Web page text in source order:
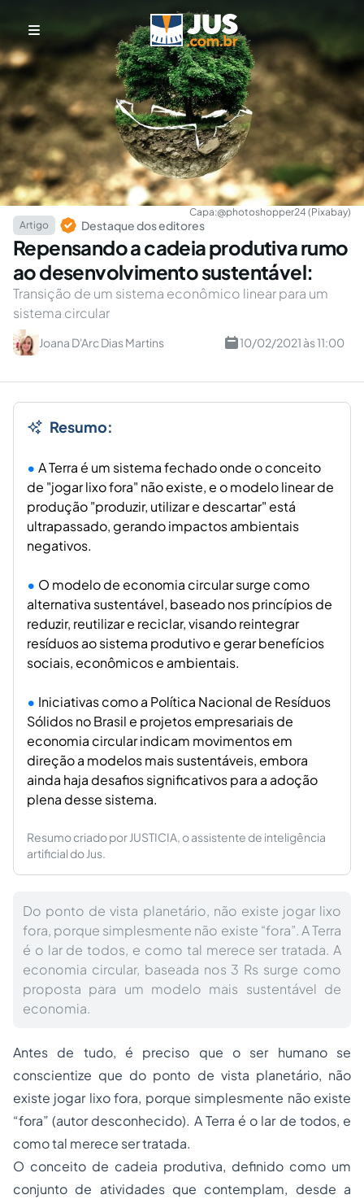
Capa:@photoshopper24 (Pixabay)
Artigo
Destaque dos editores
Repensando a cadeia produtiva rumo
ao desenvolvimento sustentável:
Transição de um sistema econômico linear para um
sistema circular
Joana D'Arc Dias Martins 10/02/2021 às 11:00
Resumo:
A Terra é um sistema fechado onde o conceito
de "jogar lixo fora" não existe, e o modelo linear de
produção "produzir, utilizar e descartar" está
ultrapassado, gerando impactos ambientais
negativos.
O modelo de economia circular surge como
alternativa sustentável, baseado nos princípios de
reduzir, reutilizar e reciclar, visando reintegrar
resíduos ao sistema produtivo e gerar benefícios
sociais, econômicos e ambientais.
Iniciativas como a Política Nacional de Resíduos
Sólidos no Brasil e projetos empresariais de
economia circular indicam movimentos em
direção a modelos mais sustentáveis, embora
ainda haja desafios significativos para a adoção
plena desse sistema.
Resumo criado por JUSTICIA, o assistente de inteligência
artificial do Jus.
Do ponto de vista planetário, não existe jogar lixo
fora, porque simplesmente não existe “fora”. A Terra
é o lar de todos, e como tal merece ser tratada. A
economia circular, baseada nos 3 Rs surge como
proposta para um modelo mais sustentável de
economia.
Antes de tudo, é preciso que o ser humano se
conscientize que do ponto de vista planetário, não
existe jogar lixo fora, porque simplesmente não existe
“fora” (autor desconhecido). A Terra é o lar de todos, e
como tal merece ser tratada.
O conceito de cadeia produtiva, definido como um
conjunto de atividades que contemplam, desde a